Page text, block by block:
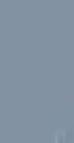
を、労働安全衛生
健スタッフ（HE1）
家試験の合格と免許
られている（
了（または労働者